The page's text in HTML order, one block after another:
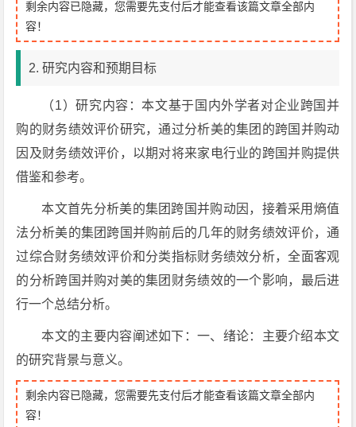
剩余内容已隐藏，您需要先支付后才能查看该篇文章全部内
容！
2. 研究内容和预期目标
（1）研究内容：本文基于国内外学者对企业跨国并
购的财务绩效评价研究，通过分析美的集团的跨国并购动
因及财务绩效评价，以期对将来家电行业的跨国并购提供
借鉴和参考。
本文首先分析美的集团跨国并购动因，接着采用熵值
法分析美的集团跨国并购前后的几年的财务绩效评价，通
过综合财务绩效评价和分类指标财务绩效分析，全面客观
的分析跨国并购对美的集团财务绩效的一个影响，最后进
行一个总结分析。
本文的主要内容阐述如下：一、绪论：主要介绍本文
的研究背景与意义。
剩余内容已隐藏，您需要先支付后才能查看该篇文章全部内
容！